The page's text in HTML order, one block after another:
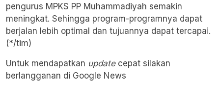
pengurus MPKS PP Muhammadiyah semakin
meningkat. Sehingga program-programnya dapat
berjalan lebih optimal dan tujuannya dapat tercapai.
(*/tim)
Untuk mendapatkan updatecepat silakan
berlangganan di Google News